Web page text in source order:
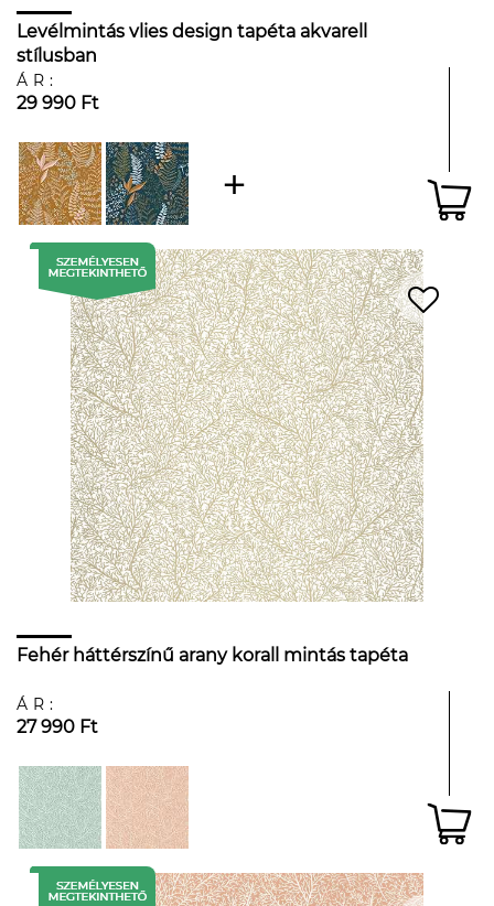
Levélmintás vlies design tapéta akvarell
stílusban
ÁR:
29 990 Ft
Fehér háttérszínű arany korall mintás tapéta
ÁR:
27 990 Ft